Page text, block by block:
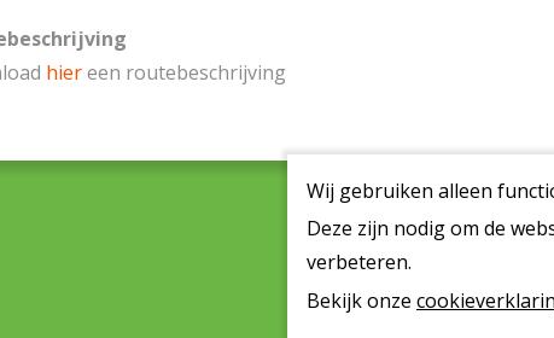
hiereen routebeschrijving
© 2026 SCSN
Wij gebruiken alleen
Deze zijn nodig om de
verbeteren.
Bekijk onze